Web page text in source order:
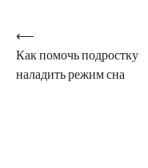
Навигация
по
записям
⟵
Как помочь подростку
наладить режим сна